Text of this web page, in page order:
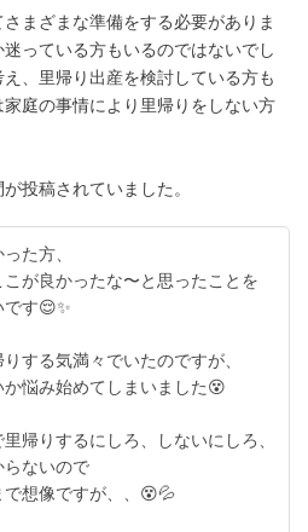
まざまな準備をする必要がありま
っている方もいるのではないでし
、里帰り出産を検討している方も
庭の事情により里帰りをしない方
投稿されていました。
た方、
が良かったな〜と思ったことを
す😌✨
する気満々でいたのですが、
悩み始めてしまいました😵
帰りするにしろ、しないにしろ、
ないので
想像ですが、、😵💦